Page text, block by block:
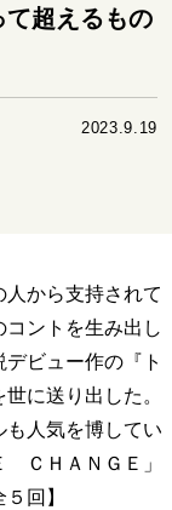
代の挫折と原点
代へのバトン
超えるもの
2023.9.19
から支持されて
コントを生み出し
ビュー作の『ト
に送り出した。
も人気を博してい
ＣＨＡＮＧＥ」
回】